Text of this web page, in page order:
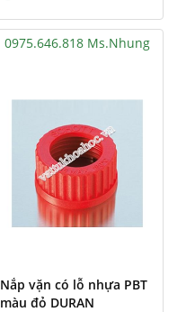
0975.646.818 Ms.Nhung
Nắp vặn có lỗ nhựa PBT
màu đỏ DURAN